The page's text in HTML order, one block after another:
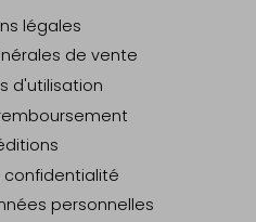
légales
de vente
d'utilisation
confidentialité
personnelles